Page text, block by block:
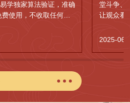
学独家算法验证，准确
使用，不收取任何费
堂斗争、
让观众看
2025-06-